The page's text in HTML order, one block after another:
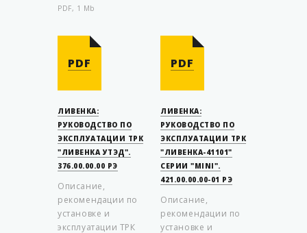
PDF, 1 Mb
PDF
ЛИВЕНКА:
РУКОВОДСТВО ПО
ЭКСПЛУАТАЦИИ ТРК
"ЛИВЕНКА УТЭД".
376.00.00.00 РЭ
Описание,
рекомендации по
установке и
эксплуатации ТРК
PDF
ЛИВЕНКА:
РУКОВОДСТВО ПО
ЭКСПЛУАТАЦИИ ТРК
"ЛИВЕНКА-41101"
СЕРИИ "MINI".
421.00.00.00-01 РЭ
Описание,
рекомендации по
установке и